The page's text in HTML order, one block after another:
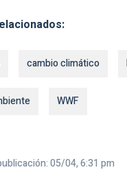
cambio climático
WWF
05/04, 6:31 pm